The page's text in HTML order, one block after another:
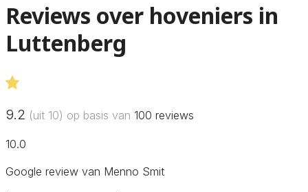
Reviews over hoveniers in
Luttenberg
9.2 (uit 10) op basis van 100 reviews
10.0
Google review van Menno Smit